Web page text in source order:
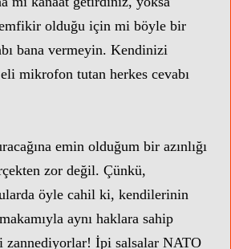
YENİ YAYIN
olduğu için mi böyle bir
bana vermeyin. Kendinizi
mikrofon tutan herkes cevabı
emin olduğum bir azınlığı
zor değil. Çünkü,
öyle cahil ki, kendilerinin
aynı haklara sahip
zannediyorlar! İpi salsalar NATO